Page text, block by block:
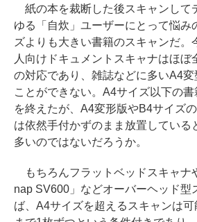
紙の本を裁断した後スキャンして
ゆる「自炊」ユーザーにとって悩み
ズよりも大きい書籍のスキャンだ。
人向けドキュメントスキャナはほぼ
の対応であり、雑誌などに多いA4
ことができない。A4サイズ以下の
を終えたが、A4変形版やB4サイズ
は依然手付かずのまま放置している
多いのではないだろうか。
もちろんフラットベッドスキャナ
nap SV600」などオーバーヘッド型
ば、A4サイズを超えるスキャンは可